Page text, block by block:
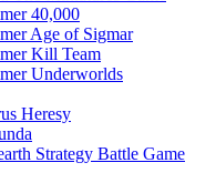
40,000
Age of Sigmar
Kill Team
Underworlds
Heresy
Strategy Battle Game